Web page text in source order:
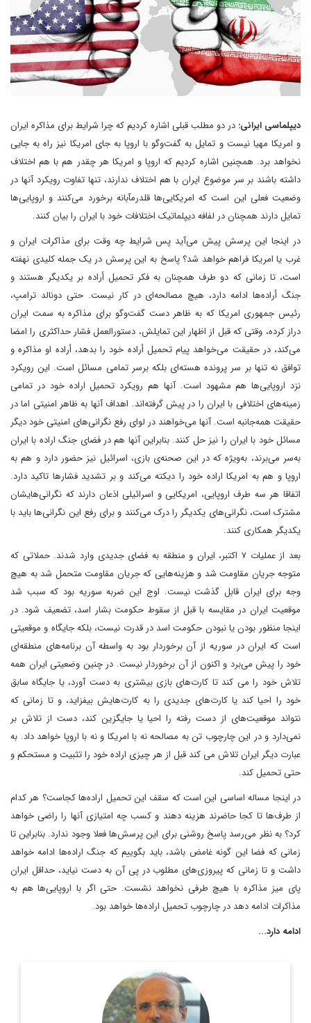
دیپلماسی ایرانی: در دو مطلب قبلی اشاره کردیم که چرا شرایط برای مذاکره ایران
و امریکا مهیا نیست و تمایل به گفت‌وگو با اروپا به جای امریکا نیز راه به جایی
نخواهد برد. همچنین اشاره کردیم که اروپا و امریکا هر چقدر هم با هم اختلاف
داشته باشند بر سر موضوع ایران با هم اختلاف ندارند، تنها تفاوت رویکرد آنها در
وضعیت فعلی این است که امریکایی‌ها قلدرمآبانه برخورد می‌کنند و اروپایی‌ها
تمایل دارند همچنان در لفافه دیپلماتیک اختلافات خود با ایران را بیان کنند.
در اینجا این پرسش پیش می‌آید پس شرایط چه وقت برای مذاکرات ایران و
غرب یا امریکا فراهم خواهد شد؟ پاسخ به این پرسش در یک جمله کلیدی نهفته
است، تا زمانی که دو طرف همچنان به فکر تحمیل أراده بر یکدیگر هستند و
جنگ أراده‌ها ادامه دارد، هیچ مصالحه‌ای در کار نیست. حتی دونالد ترامپ،
رئیس جمهوری امریکا که به ظاهر دست گفت‌وگو برای مذاکره به سمت ایران
دراز کرده، وقتی که قبل از اظهار این تمایلش، دستورالعمل فشار حداکثری را امضا
می‌کند، در حقیقت می‌خواهد پیام تحمیل أراده خود را بدهد، أراده او مذاکره و
توافق نه تنها بر سر پرونده هسته‌ای بلکه برسر تمامی مسائل است. این رویکرد
نزد اروپایی‌ها هم مشهود است. آنها هم رویکرد تحمیل اراده خود در تمامی
زمینه‌های اختلافی با ایران را در پیش گرفته‌اند. اهداف آنها به ظاهر امنیتی اما در
حقیقت همه‌جانبه است. آنها می‌خواهند در لوای رفع نگرانی‌های امنیتی خود دیگر
مسائل خود با ایران را نیز حل کنند. بنابراین آنها هم در فضای جنگ اراده با ایران
به‌سر می‌برند، به‌ویژه که در این صحنه‌ی بازی، اسرائیل نیز حضور دارد و هم به
اروپا و هم به امریکا اراده خود را دیکته می‌کند و بر تشدید فشارها تاکید دارد.
اتفاقا هر سه طرف اروپایی، امریکایی و اسرائیلی اذعان دارند که نگرانی‌هایشان
مشترک است، نگرانی‌های یکدیگر را درک می‌کنند و برای رفع این نگرانی‌ها باید با
یکدیگر همکاری کنند.
بعد از عملیات ۷ اکتبر، ایران و منطقه به فضای جدیدی وارد شدند. حملاتی که
متوجه جریان مقاومت شد و هزینه‌هایی که جریان مقاومت متحمل شد به هیچ
وجه برای ایران قابل گذشت نیست. اوج این ضربه سوریه بود که سبب شد
موقعیت ایران در مقایسه با قبل از سقوط حکومت بشار اسد، تضعیف شود. در
اینجا منظور بودن یا نبودن حکومت اسد در قدرت نیست، بلکه جایگاه و موقعیتی
است که ایران در سوریه از آن برخوردار بود به واسطه آن برنامه‌های منطقه‌ای
خود را پیش می‌برد و اکنون از آن برخوردار نیست. در چنین وضعیتی ایران همه
تلاش خود را می کند تا کارت‌های بازی بیشتری به دست آورد، یا جایگاه سابق
خود را احیا کند یا کارت‌های جدیدی را به کارت‌هایش بیفزاید، و تا زمانی که
نتواند موقعیت‌های از دست رفته را احیا یا جایگزین کند، دست از تلاش بر
نمی‌دارد و در این چارچوب تن به مصالحه نه با امریکا و نه با اروپا خواهد داد. به
عبارت دیگر ایران تلاش می کند قبل از هر چیزی اراده خود را تثبیت و مستحکم و
حتی تحمیل کند.
در اینجا مساله اساسی این است که سقف این تحمیل اراده‌ها کجاست؟ هر کدام
از طرف‌ها تا کجا حاضرند هزینه دهند و کسب چه امتیازی آنها را راضی خواهد
کرد؟ به نظر می‌رسد پاسخ روشنی برای این پرسش‌ها فعلا وجود ندارد. بنابراین تا
زمانی که فضا این گونه غامض باشد، باید بگوییم که جنگ اراده‌ها ادامه خواهد
داشت و تا زمانی که پیروزی‌های مطلوب در پی آن به دست نیاید، حداقل ایران
پای میز مذاکره با هیچ طرفی نخواهد نشست. حتی اگر با اروپایی‌ها هم به
مذاکرات ادامه دهد در چارچوب تحمیل اراده‌ها خواهد بود.
ادامه دارد...
روزنامه نگار، نویسنده، مترجم و سردبیر دیپلماسی ایرانی.
اطلاعات بیشتر